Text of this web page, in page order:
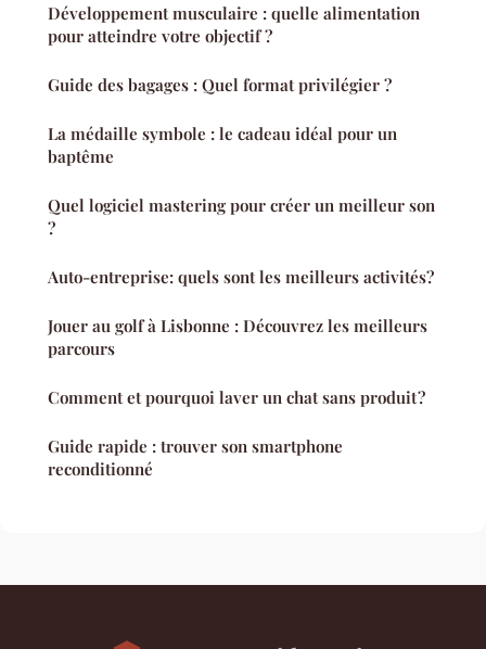
Développement musculaire : quelle alimentation
pour atteindre votre objectif ?
Guide des bagages : Quel format privilégier ?
La médaille symbole : le cadeau idéal pour un
baptême
Quel logiciel mastering pour créer un meilleur son
?
Auto-entreprise: quels sont les meilleurs activités?
Jouer au golf à Lisbonne : Découvrez les meilleurs
parcours
Comment et pourquoi laver un chat sans produit ?
Guide rapide : trouver son smartphone
reconditionné